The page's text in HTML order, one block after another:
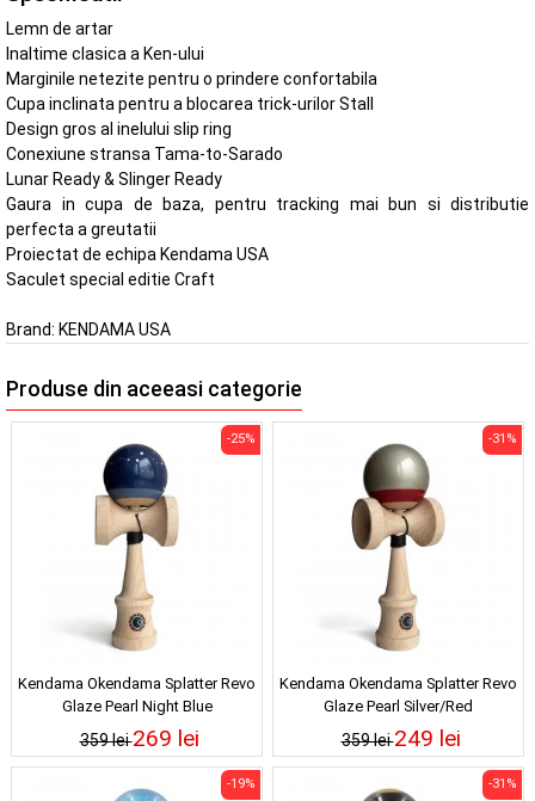
Lemn de artar
Inaltime clasica a Ken-ului
Marginile netezite pentru o prindere confortabila
Cupa inclinata pentru a blocarea trick-urilor Stall
Design gros al inelului slip ring
Conexiune stransa Tama-to-Sarado
Lunar Ready & Slinger Ready
Gaura in cupa de baza, pentru tracking mai bun si distributie
perfecta a greutatii
Proiectat de echipa Kendama USA
Saculet special editie Craft
Brand: KENDAMA USA
Produse din aceeasi categorie
Kendama Okendama Splatter Revo
Glaze Pearl Night Blue
359 lei
-25%
269 lei
Kendama Okendama Splatter Revo
Glaze Pearl Silver/Red
359 lei
-31%
249 lei
-19% -31%